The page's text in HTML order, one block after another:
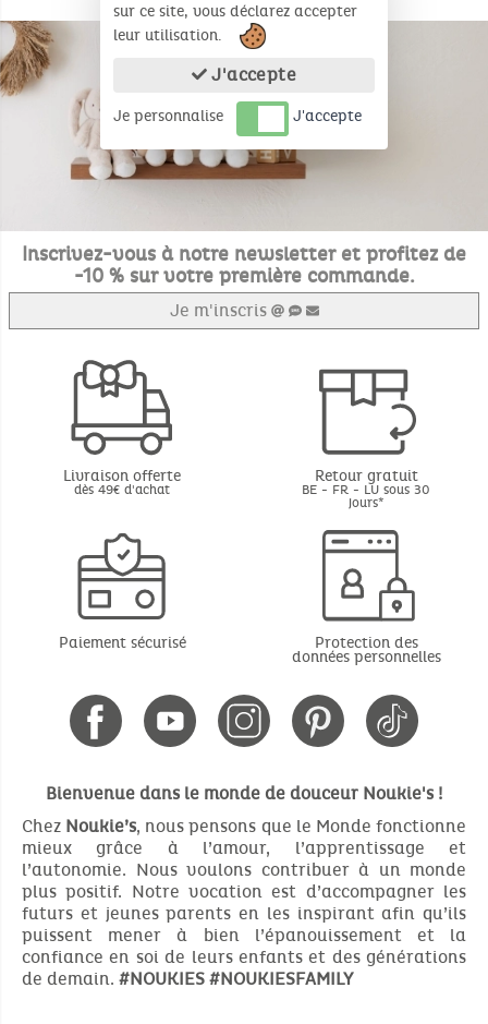
Inscrivez-vous à notre newsletter et profitez de
-10 % sur votre première commande.
Je m'inscris
Livraison offerte
dès 49€ d'achat
Retour gratuit
BE - FR - LU sous 30
jours*
Paiement sécurisé Protection des
données personnelles
Bienvenue dans le monde de douceur Noukie's !
Chez Noukie’s, nous pensons que le Monde fonctionne
mieux grâce à l’amour, l’apprentissage et
l’autonomie. Nous voulons contribuer à un monde
plus positif. Notre vocation est d’accompagner les
futurs et jeunes parents en les inspirant afin qu’ils
puissent mener à bien l’épanouissement et la
confiance en soi de leurs enfants et des générations
de demain. #NOUKIES #NOUKIESFAMILY
sur ce site, vous déclarez accepter
leur utilisation.
J'accepte
Je personnalise J'accepte